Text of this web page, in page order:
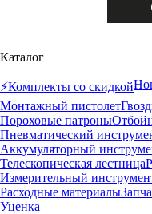
Каталог
⚡️Комплекты со скидкой
Монтажный пистолет
Пороховые патроны
Пневматический
Аккумуляторный
Телескопическая лестница
Измерительный
Расходные материалы
Уценка